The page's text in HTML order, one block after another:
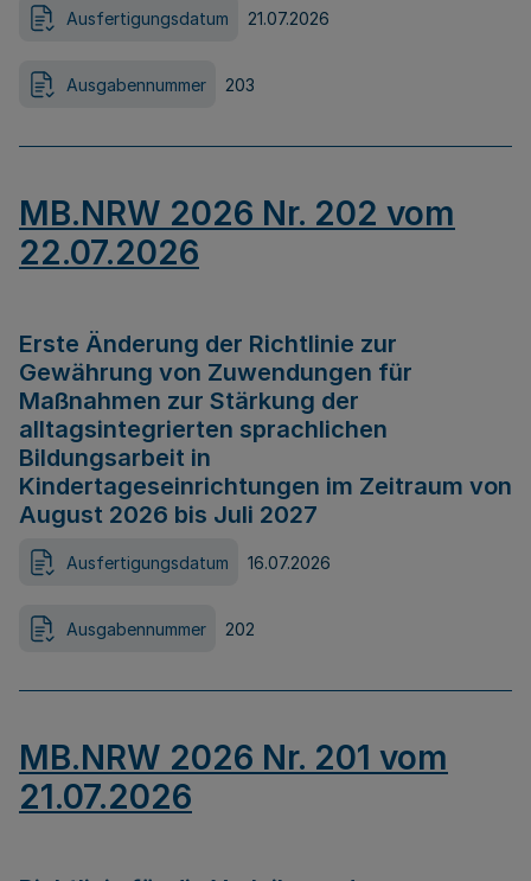
Ausfertigungsdatum 21.07.2026
Ausgabennummer 203
MB.NRW 2026 Nr. 202 vom
22.07.2026
Erste Änderung der Richtlinie zur
Gewährung von Zuwendungen für
Maßnahmen zur Stärkung der
alltagsintegrierten sprachlichen
Bildungsarbeit in
Kindertageseinrichtungen im Zeitraum von
August 2026 bis Juli 2027
Ausfertigungsdatum 16.07.2026
Ausgabennummer 202
MB.NRW 2026 Nr. 201 vom
21.07.2026